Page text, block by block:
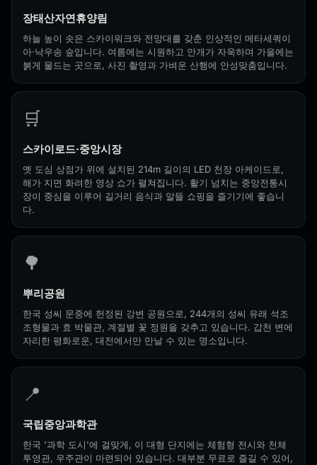
장태산자연휴양림
하늘 높이 솟은 스카이워크와 전망대를 갖춘 인상적인 메타세쿼이
아·낙우송 숲입니다. 여름에는 시원하고 안개가 자욱하며 가을에는
붉게 물드는 곳으로, 사진 촬영과 가벼운 산행에 안성맞춤입니다.
🛒
스카이로드·중앙시장
옛 도심 상점가 위에 설치된 214m 길이의 LED 천장 아케이드로,
해가 지면 화려한 영상 쇼가 펼쳐집니다. 활기 넘치는 중앙전통시
장이 중심을 이루어 길거리 음식과 알뜰 쇼핑을 즐기기에 좋습니
다.
🌳
뿌리공원
한국 성씨 문중에 헌정된 강변 공원으로, 244개의 성씨 유래 석조
조형물과 효 박물관, 계절별 꽃 정원을 갖추고 있습니다. 갑천 변에
자리한 평화로운, 대전에서만 만날 수 있는 명소입니다.
📍
국립중앙과학관
한국 '과학 도시'에 걸맞게, 이 대형 단지에는 체험형 전시와 천체
투영관, 우주관이 마련되어 있습니다. 대부분 무료로 즐길 수 있어,